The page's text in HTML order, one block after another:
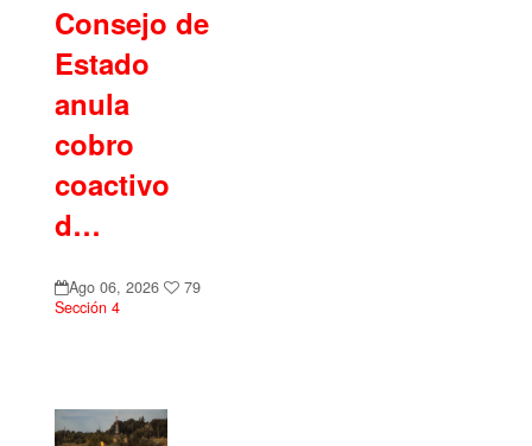
Consejo de
Estado
anula
cobro
coactivo
d…
Ago 06, 2026
79
Sección 4